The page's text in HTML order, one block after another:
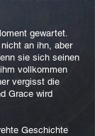
gewartet.
an ihn, aber
sie sich seinen
vollkommen
vergisst die
Grace wird
Geschichte